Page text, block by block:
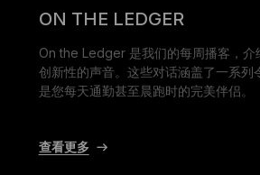
ON THE LEDGER
On the Ledger 是我们的每周播客，
创新性的声音。这些对话涵盖了一系列
是您每天通勤甚至晨跑时的完美伴侣。
查看更多